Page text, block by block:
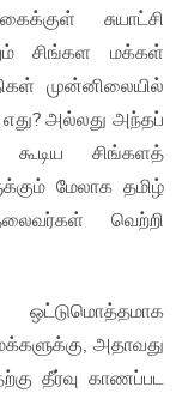
சுயாட்சி
சிங்கள மக்கள்
முன்னிலையில்
அல்லது அந்தப்
சிங்களத்
மேலாக தமிழ்
வெற்றி
ஒட்டுமொத்தமாக
அதாவது
தீர்வு காணப்பட